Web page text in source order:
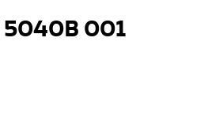
5040B 001